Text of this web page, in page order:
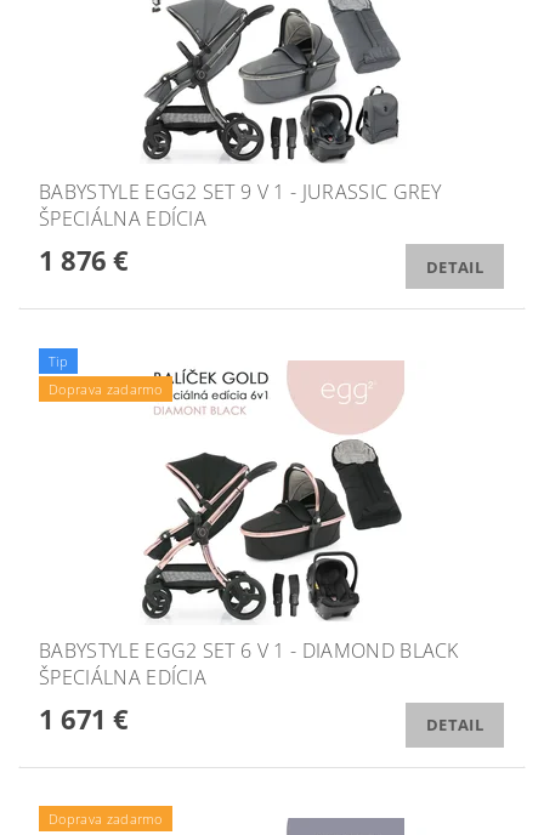
BABYSTYLE EGG2 SET 9 V 1 - JURASSIC GREY
ŠPECIÁLNA EDÍCIA
1 876 € DETAIL
Tip
Doprava zadarmo
BABYSTYLE EGG2 SET 6 V 1 - DIAMOND BLACK
ŠPECIÁLNA EDÍCIA
1 671 € DETAIL
Doprava zadarmo